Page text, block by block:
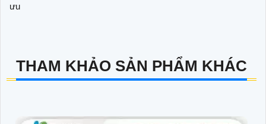
ưu
THAM KHẢO SẢN PHẨM KHÁC